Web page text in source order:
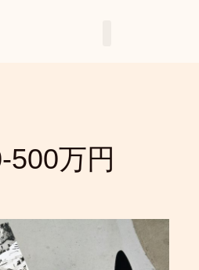
500万円